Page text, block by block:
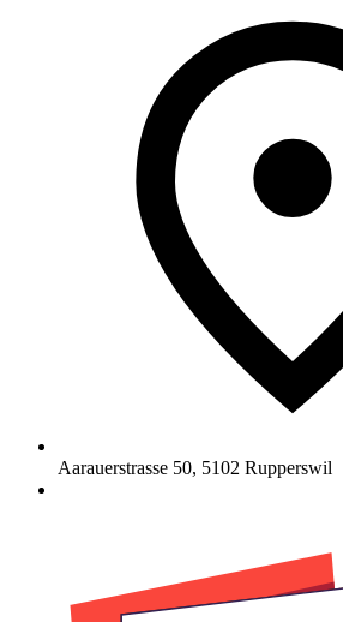
Aarauerstrasse 50, 5102 Rupperswil